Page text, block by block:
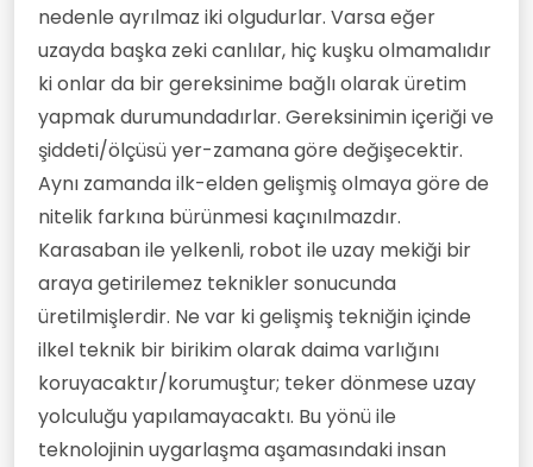
nedenle ayrılmaz iki olgudurlar. Varsa eğer
uzayda başka zeki canlılar, hiç kuşku olmamalıdır
ki onlar da bir gereksinime bağlı olarak üretim
yapmak durumundadırlar. Gereksinimin içeriği ve
şiddeti/ölçüsü yer-zamana göre değişecektir.
Aynı zamanda ilk-elden gelişmiş olmaya göre de
nitelik farkına bürünmesi kaçınılmazdır.
Karasaban ile yelkenli, robot ile uzay mekiği bir
araya getirilemez teknikler sonucunda
üretilmişlerdir. Ne var ki gelişmiş tekniğin içinde
ilkel teknik bir birikim olarak daima varlığını
koruyacaktır/korumuştur; teker dönmese uzay
yolculuğu yapılamayacaktı. Bu yönü ile
teknolojinin uygarlaşma aşamasındaki insan